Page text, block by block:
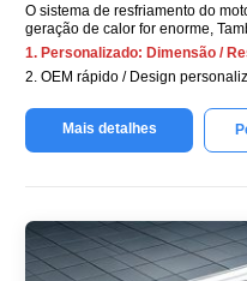
O sistema de resfriamento do
geração de calor for enorme,
1. Personalizado: Dimensão /
2. OEM rápido / Design
Mais detalhes